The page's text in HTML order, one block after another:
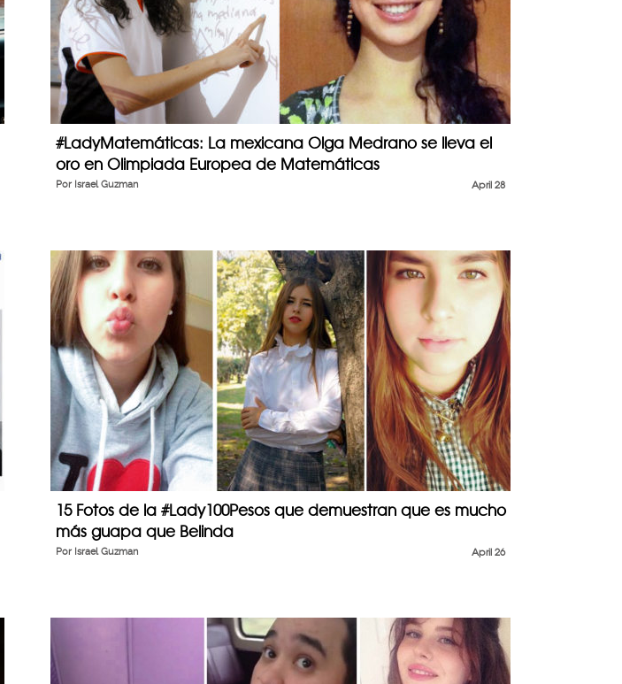
#LadyMatemáticas: La mexicana Olga Medrano se lleva el
oro en Olimpiada Europea de Matemáticas
April 28
Por Israel Guzman
15 Fotos de la #Lady100Pesos que demuestran que es mucho
más guapa que Belinda
April 26
Por Israel Guzman